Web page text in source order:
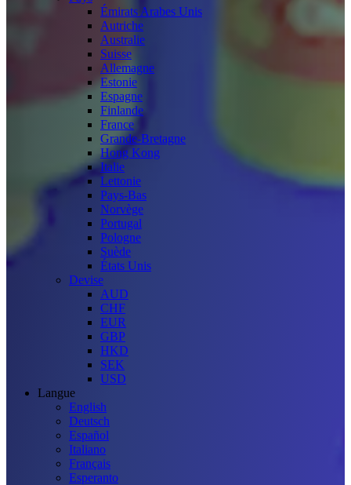
Émirats Arabes Unis
Autriche
Australie
Suisse
Allemagne
Estonie
Espagne
Finlande
France
Grande-Bretagne
Hong Kong
Italie
Lettonie
Pays-Bas
Norvège
Portugal
Pologne
Suède
États Unis
Devise
AUD
CHF
EUR
GBP
HKD
SEK
USD
Langue
English
Deutsch
Español
Italiano
Français
Esperanto